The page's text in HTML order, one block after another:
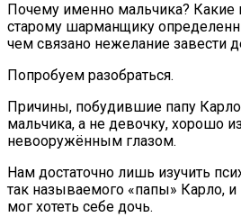
Почему именно мальчика? Какие
старому шарманщику
чем связано нежелание завести
Попробуем разобраться.
Причины, побудившие папу
мальчика, а не девочку, хорошо
невооружённым глазом.
Нам достаточно лишь изучить
так называемого «папы» Карло,
мог хотеть себе дочь.